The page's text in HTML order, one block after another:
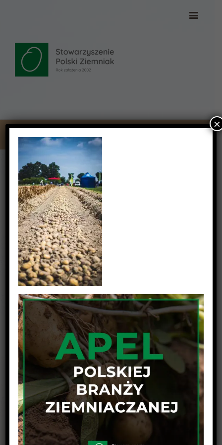
DSC_2445 (Copy)
Udostępnij wpis na swojej platformie !
Facebook
TwitterLinkedinRedditTumblrGoogle+Pinterest
Vk Email
×